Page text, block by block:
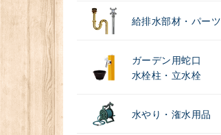
給排水部材・パーツ
ガーデン用蛇口
水栓柱・立水栓
水やり・潅水用品